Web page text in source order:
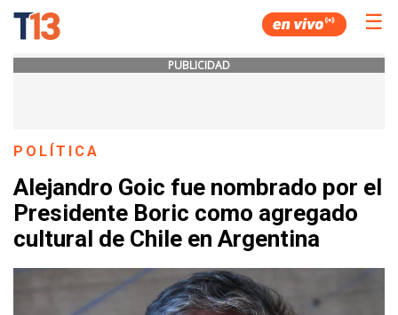
☰
PUBLICIDAD
POLÍTICA
Alejandro Goic fue nombrado por el
Presidente Boric como agregado
cultural de Chile en Argentina